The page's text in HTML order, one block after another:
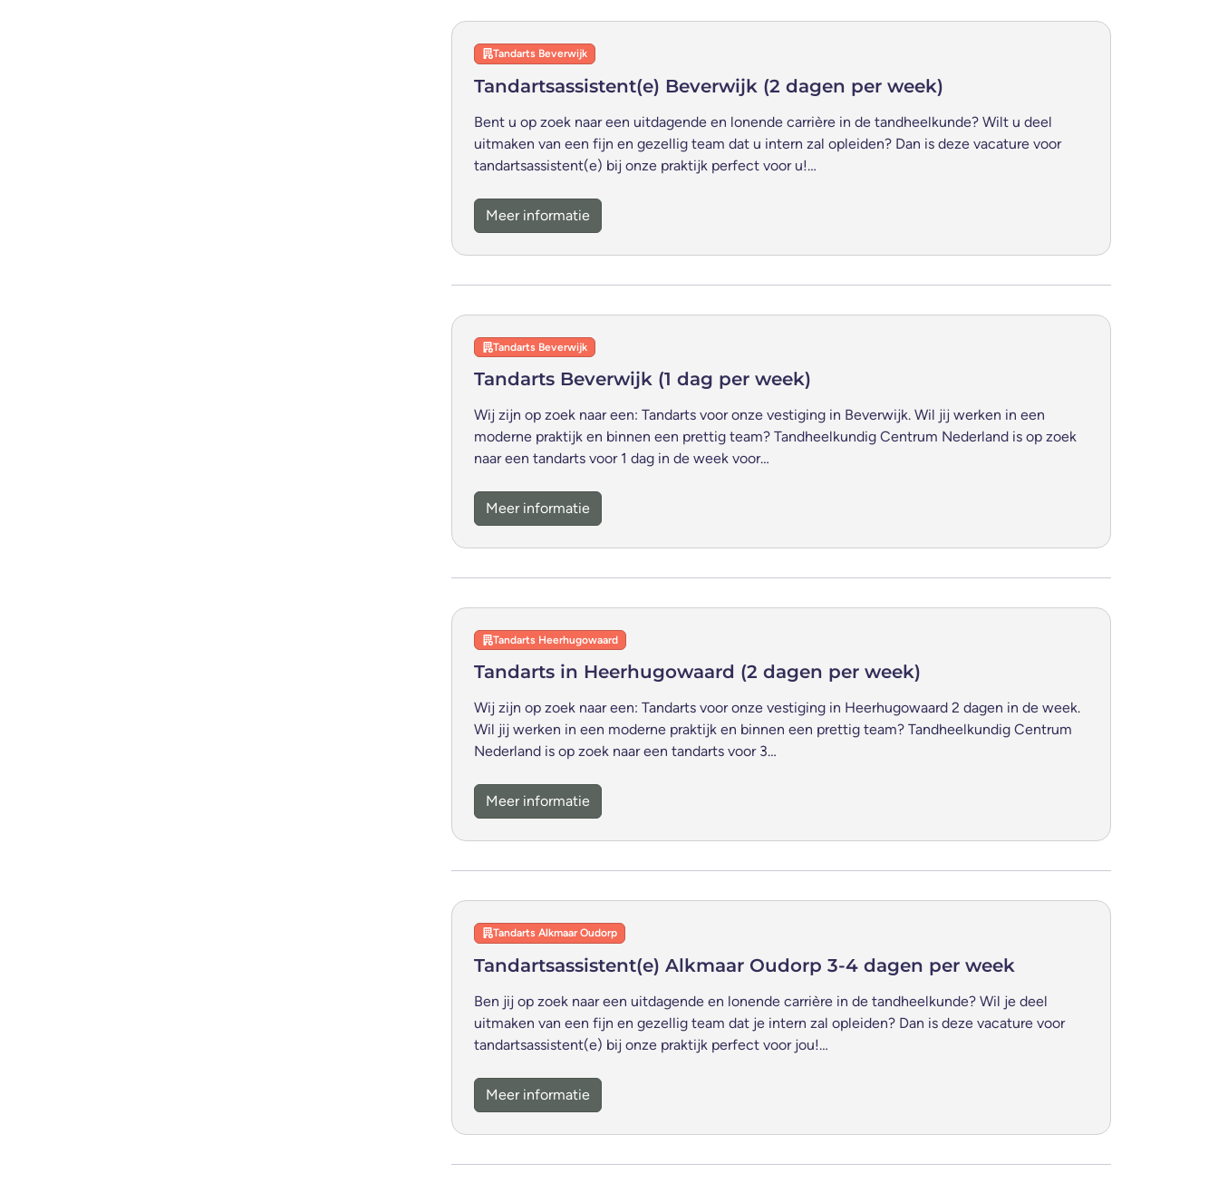
Tandarts Beverwijk
Tandartsassistent(e) Beverwijk (2 dagen per week)
Bent u op zoek naar een uitdagende en lonende carrière in de tandheelkunde? Wilt u deel
uitmaken van een fijn en gezellig team dat u intern zal opleiden? Dan is deze vacature voor
tandartsassistent(e) bij onze praktijk perfect voor u!…
Meer informatie
Tandarts Beverwijk
Tandarts Beverwijk (1 dag per week)
Wij zijn op zoek naar een: Tandarts voor onze vestiging in Beverwijk. Wil jij werken in een
moderne praktijk en binnen een prettig team? Tandheelkundig Centrum Nederland is op zoek
naar een tandarts voor 1 dag in de week voor…
Meer informatie
Tandarts Heerhugowaard
Tandarts in Heerhugowaard (2 dagen per week)
Wij zijn op zoek naar een: Tandarts voor onze vestiging in Heerhugowaard 2 dagen in de week.
Wil jij werken in een moderne praktijk en binnen een prettig team? Tandheelkundig Centrum
Nederland is op zoek naar een tandarts voor 3…
Meer informatie
Tandarts Alkmaar Oudorp
Tandartsassistent(e) Alkmaar Oudorp 3-4 dagen per week
Ben jij op zoek naar een uitdagende en lonende carrière in de tandheelkunde? Wil je deel
uitmaken van een fijn en gezellig team dat je intern zal opleiden? Dan is deze vacature voor
tandartsassistent(e) bij onze praktijk perfect voor jou!…
Meer informatie